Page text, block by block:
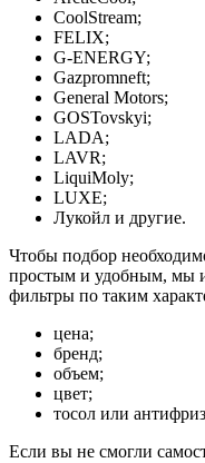
CoolStream;
FELIX;
G-ENERGY;
Gazpromneft;
General Motors;
GOSTovskyi;
LADA;
LAVR;
LiquiMoly;
LUXE;
Лукойл и другие.
Чтобы подбор
простым и удобным, мы
фильтры по таким
цена;
бренд;
объем;
цвет;
тосол или
Если вы не смогли